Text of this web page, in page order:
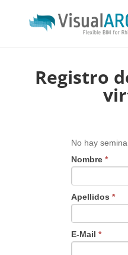
Registro